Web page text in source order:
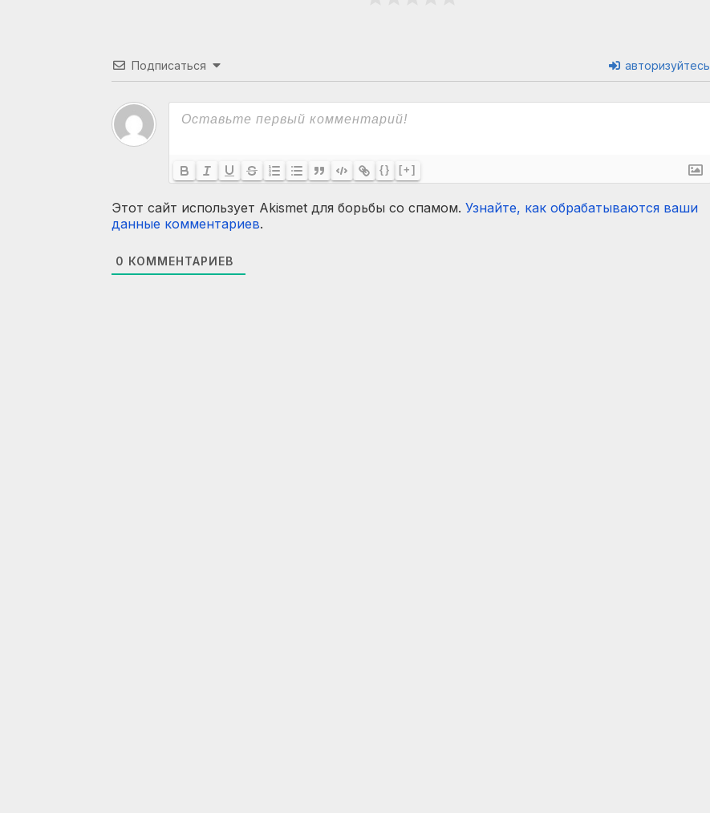
Подписаться авторизуйтесь
{} [+]
Этот сайт использует Akismet для борьбы со спамом. Узнайте, как обрабатываются ваши
данные комментариев.
0 КОММЕНТАРИЕВ